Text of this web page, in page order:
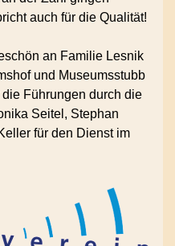
auch für die Qualität!
an Familie Lesnik
und Museumsstubb
Führungen durch die
Seitel, Stephan
für den Dienst im